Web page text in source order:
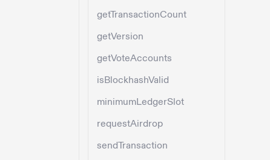
getTransactionCount
getVersion
getVoteAccounts
isBlockhashValid
minimumLedgerSlot
requestAirdrop
sendTransaction